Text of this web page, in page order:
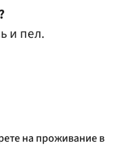
и пел.
на проживание в